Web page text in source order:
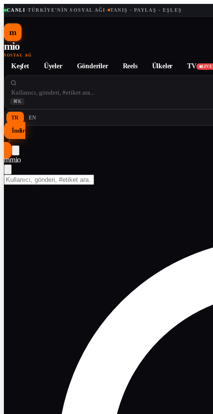
CANLI ·TÜRKIYE'NIN SOSYAL AĞI· TANIŞ · PAYLAŞ · EŞLEŞ
m
mio
SOSYAL AĞ
Keşfet Üyeler Gönderiler Reels Ülkeler TV LIVE
⌘K
TR EN
İndir
↓
mmio